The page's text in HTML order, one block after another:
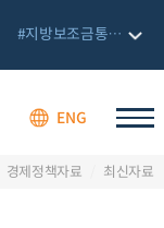
ENG
#지방보조금통합관리망
경제정책자료 최신자료